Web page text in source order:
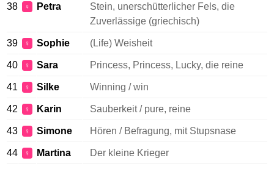
38 ♀ Petra
Stein, unerschütterlicher Fels, die
Zuverlässige (griechisch)
39 ♀ Sophie (Life) Weisheit
40 ♀ Sara Princess, Princess, Lucky, die reine
41 ♀ Silke Winning / win
42 ♀ Karin Sauberkeit / pure, reine
43 ♀ Simone Hören / Befragung, mit Stupsnase
44 ♀ Martina Der kleine Krieger